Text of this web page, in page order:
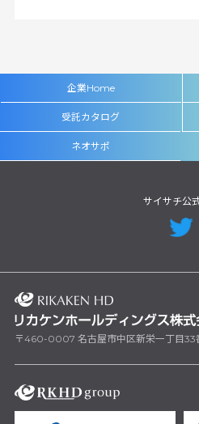
企業Home
受託カタログ
ネオサポ
サイサチ公
〒460-0007 名古屋市中区新栄一丁目33